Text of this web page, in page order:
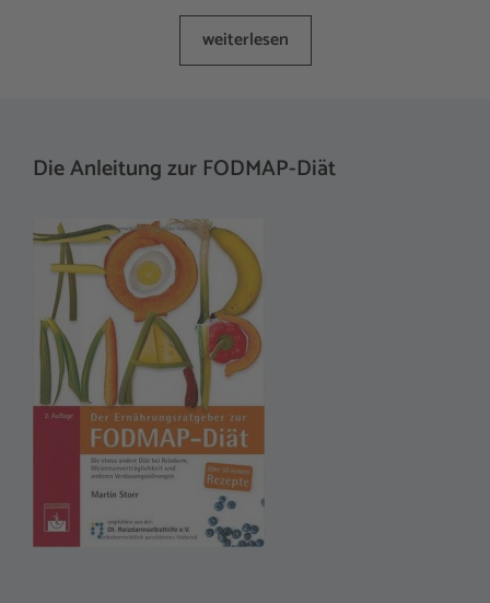
weiterlesen
Die Anleitung zur FODMAP-Diät